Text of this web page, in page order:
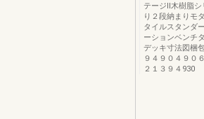
テージⅡ木樹脂
り２段納まりモ
タイルスタンダ
ーションベンチ
デッキ寸法図梱
９４９０４９０
２１３９４930